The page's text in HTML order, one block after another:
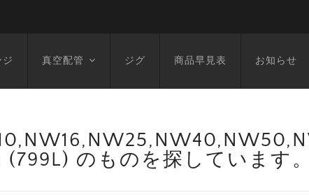
真空配管 ジグ 商品早見表 お知らせ
のものを探しています。